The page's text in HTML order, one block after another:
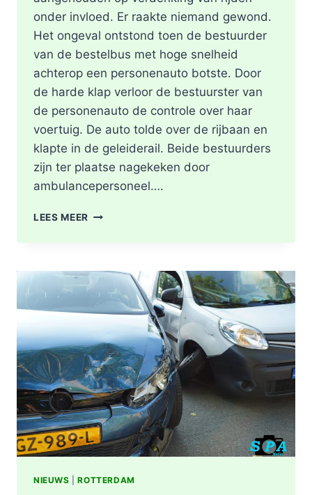
onder invloed. Er raakte niemand gewond.
Het ongeval ontstond toen de bestuurder
van de bestelbus met hoge snelheid
achterop een personenauto botste. Door
de harde klap verloor de bestuurster van
de personenauto de controle over haar
voertuig. De auto tolde over de rijbaan en
klapte in de geleiderail. Beide bestuurders
zijn ter plaatse nagekeken door
ambulancepersoneel….
LEES MEER HOOFDRIJBAAN
AFGESLOTEN
NA
ZWAAR
ONGEVAL,
BESTUURDER
AANGEHOUDEN
NIEUWS |ROTTERDAM